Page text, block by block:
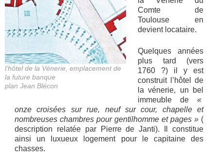
l’hôtel de la Vénerie, emplacement de
la future banque
plan Jean Blécon
Comte de
Toulouse en
devient locataire.
Quelques années
plus tard (vers
1760 ?) il y est
construit l’hôtel de
la vénerie, un bel
immeuble de «
onze croisées sur rue, neuf sur cour, chapelle et
nombreuses chambres pour gentilhomme et pages » (
description relatée par Pierre de Janti). Il constitue
ainsi un luxueux logement pour le capitaine des
chasses.